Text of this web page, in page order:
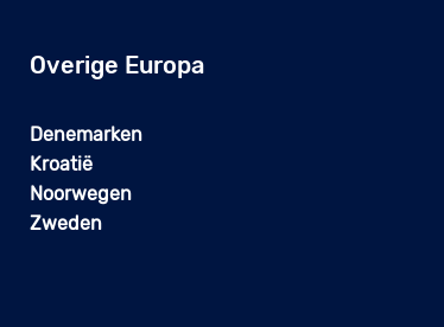
Overige Europa
Denemarken
Kroatië
Noorwegen
Zweden